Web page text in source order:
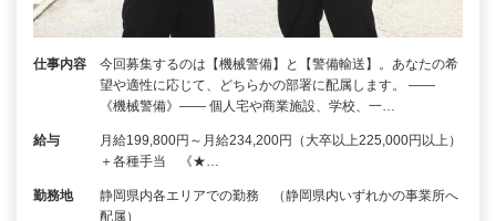
仕事内容
今回募集するのは【機械警備】と【警備輸送】。あなたの希
望や適性に応じて、どちらかの部署に配属します。 ――
《機械警備》―― 個人宅や商業施設、学校、一…
給与
月給199,800円～月給234,200円（大卒以上225,000円以上）
＋各種手当 《★…
勤務地
静岡県内各エリアでの勤務 （静岡県内いずれかの事業所へ
配属）